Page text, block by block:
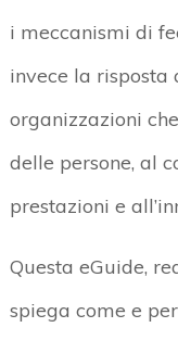
i meccanismi di
invece la risposta
organizzazioni
delle persone, al
prestazioni e
Questa eGuide,
spiega come e